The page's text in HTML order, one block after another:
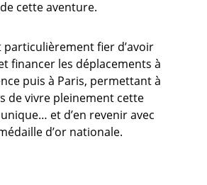
de cette aventure.
particulièrement fier d’avoir
financer les déplacements à
puis à Paris, permettant à
de vivre pleinement cette
et d’en revenir avec
d’or nationale.